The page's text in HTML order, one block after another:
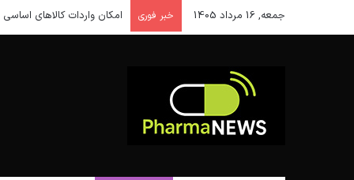
جمعه, 16 مرداد 1405 خبر فوری امکان واردات کالاهای